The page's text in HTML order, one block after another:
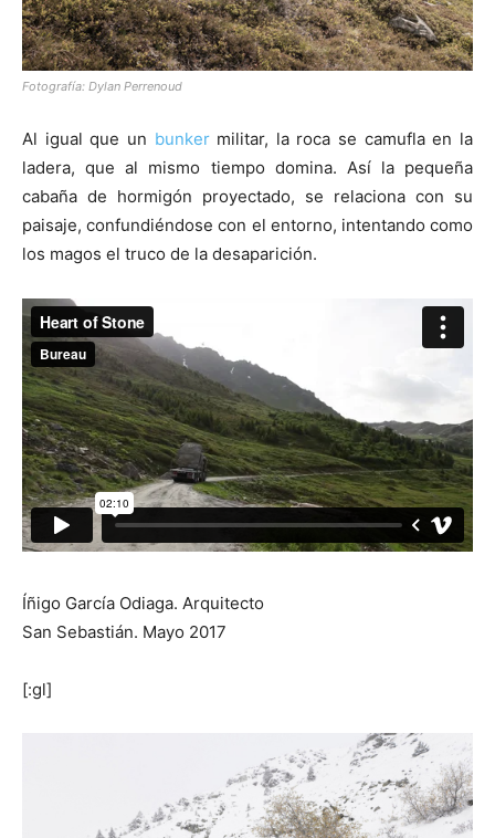
Fotografía: Dylan Perrenoud
Al igual que un bunkermilitar, la roca se camufla en la
ladera, que al mismo tiempo domina. Así la pequeña
cabaña de hormigón proyectado, se relaciona con su
paisaje, confundiéndose con el entorno, intentando como
los magos el truco de la desaparición.
Íñigo García Odiaga. Arquitecto
San Sebastián. Mayo 2017
[:gl]